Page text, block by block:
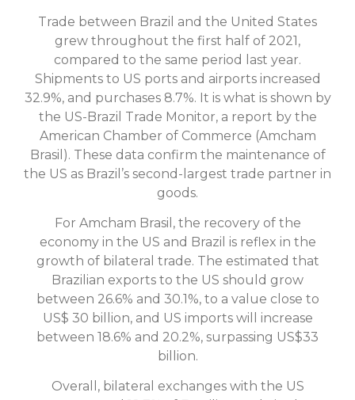
Trade between Brazil and the United States
grew throughout the first half of 2021,
compared to the same period last year.
Shipments to US ports and airports increased
32.9%, and purchases 8.7%. It is what is shown by
the US-Brazil Trade Monitor, a report by the
American Chamber of Commerce (Amcham
Brasil). These data confirm the maintenance of
the US as Brazil’s second-largest trade partner in
goods.
For Amcham Brasil, the recovery of the
economy in the US and Brazil is reflex in the
growth of bilateral trade. The estimated that
Brazilian exports to the US should grow
between 26.6% and 30.1%, to a value close to
US$ 30 billion, and US imports will increase
between 18.6% and 20.2%, surpassing US$33
billion.
Overall, bilateral exchanges with the US